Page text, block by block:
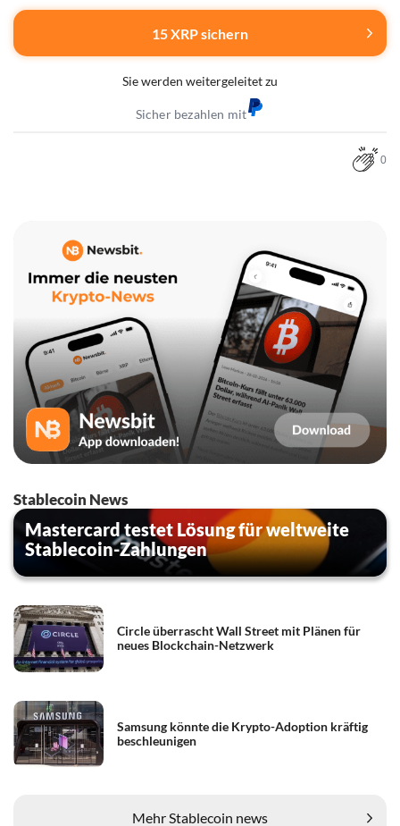
15 XRP sichern
Sie werden weitergeleitet zu
Sicher bezahlen mit
0
Stablecoin News
Mastercard testet Lösung für weltweite
Stablecoin-Zahlungen
Circle überrascht Wall Street mit Plänen für
neues Blockchain-Netzwerk
Samsung könnte die Krypto-Adoption kräftig
beschleunigen
Mehr Stablecoin news